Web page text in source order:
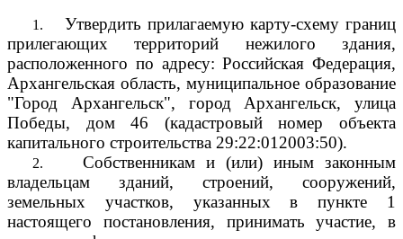
1.
Утвердить прилагаемую карту-схему границ
прилегающих территорий нежилого здания,
расположенного по адресу: Российская Федерация,
Архангельская область, муниципальное образование
"Город Архангельск", город Архангельск, улица
Победы, дом 46 (кадастровый номер объекта
капитального строительства 29:22:012003:50).
2.
Собственникам и (или) иным законным
владельцам зданий, строений, сооружений,
земельных участков, указанных в пункте 1
настоящего постановления, принимать участие, в